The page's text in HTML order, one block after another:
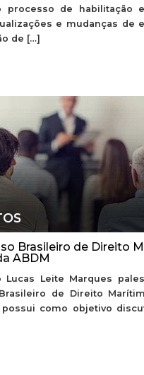
processo de habilitação
e mudanças de
de […]
Brasileiro de Direito
ABDM
Lucas Leite Marques
de Direito
possui como objetivo